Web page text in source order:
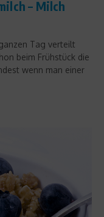
– Milch
Tag verteilt
beim Frühstück die
wenn man einer